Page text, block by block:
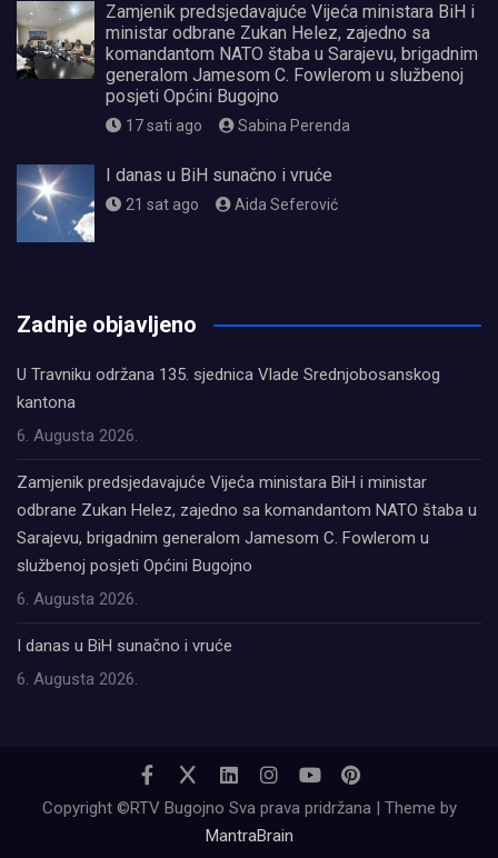
Zamjenik predsjedavajuće Vijeća ministara BiH i
ministar odbrane Zukan Helez, zajedno sa
komandantom NATO štaba u Sarajevu, brigadnim
generalom Jamesom C. Fowlerom u službenoj
posjeti Općini Bugojno
17 sati ago Sabina Perenda
I danas u BiH sunačno i vruće
21 sat ago Aida Seferović
Zadnje objavljeno
U Travniku održana 135. sjednica Vlade Srednjobosanskog
kantona
6. Augusta 2026.
Zamjenik predsjedavajuće Vijeća ministara BiH i ministar
odbrane Zukan Helez, zajedno sa komandantom NATO štaba u
Sarajevu, brigadnim generalom Jamesom C. Fowlerom u
službenoj posjeti Općini Bugojno
6. Augusta 2026.
I danas u BiH sunačno i vruće
6. Augusta 2026.
Copyright ©RTV Bugojno Sva prava pridržana | Theme by
MantraBrain